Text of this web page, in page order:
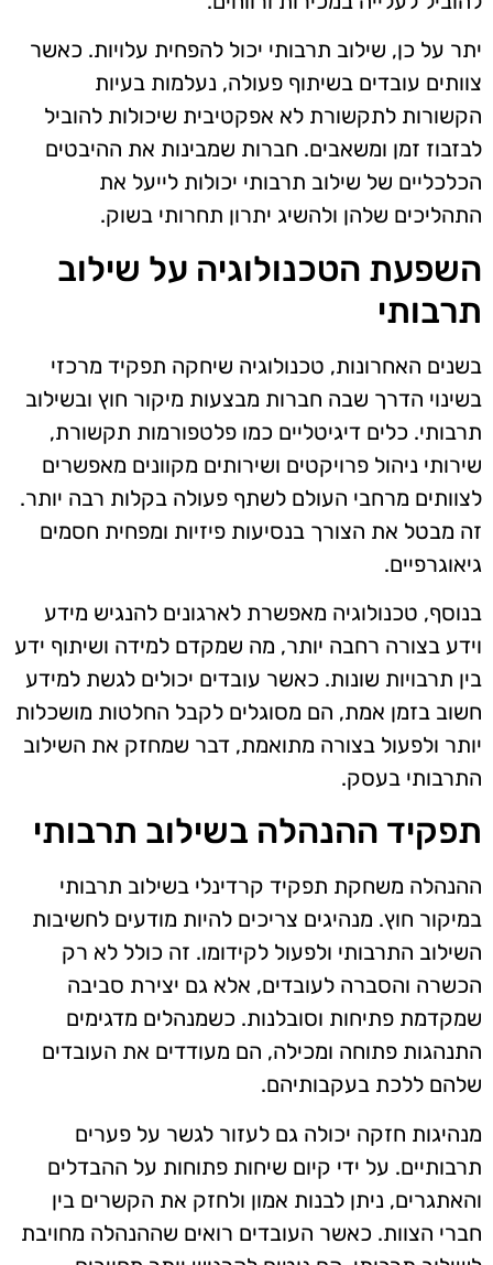
יתר על כן, שילוב תרבותי יכול להפחית עלויות. כאשר
צוותים עובדים בשיתוף פעולה, נעלמות בעיות
הקשורות לתקשורת לא אפקטיבית שיכולות להוביל
לבזבוז זמן ומשאבים. חברות שמבינות את ההיבטים
הכלכליים של שילוב תרבותי יכולות לייעל את
התהליכים שלהן ולהשיג יתרון תחרותי בשוק.
השפעת הטכנולוגיה על שילוב
תרבותי
בשנים האחרונות, טכנולוגיה שיחקה תפקיד מרכזי
בשינוי הדרך שבה חברות מבצעות מיקור חוץ ובשילוב
תרבותי. כלים דיגיטליים כמו פלטפורמות תקשורת,
שירותי ניהול פרויקטים ושירותים מקוונים מאפשרים
לצוותים מרחבי העולם לשתף פעולה בקלות רבה יותר.
זה מבטל את הצורך בנסיעות פיזיות ומפחית חסמים
גיאוגרפיים.
בנוסף, טכנולוגיה מאפשרת לארגונים להנגיש מידע
וידע בצורה רחבה יותר, מה שמקדם למידה ושיתוף ידע
בין תרבויות שונות. כאשר עובדים יכולים לגשת למידע
חשוב בזמן אמת, הם מסוגלים לקבל החלטות מושכלות
יותר ולפעול בצורה מתואמת, דבר שמחזק את השילוב
התרבותי בעסק.
תפקיד ההנהלה בשילוב תרבותי
ההנהלה משחקת תפקיד קרדינלי בשילוב תרבותי
במיקור חוץ. מנהיגים צריכים להיות מודעים לחשיבות
השילוב התרבותי ולפעול לקידומו. זה כולל לא רק
הכשרה והסברה לעובדים, אלא גם יצירת סביבה
שמקדמת פתיחות וסובלנות. כשמנהלים מדגימים
התנהגות פתוחה ומכילה, הם מעודדים את העובדים
שלהם ללכת בעקבותיהם.
מנהיגות חזקה יכולה גם לעזור לגשר על פערים
תרבותיים. על ידי קיום שיחות פתוחות על ההבדלים
והאתגרים, ניתן לבנות אמון ולחזק את הקשרים בין
חברי הצוות. כאשר העובדים רואים שההנהלה מחויבת